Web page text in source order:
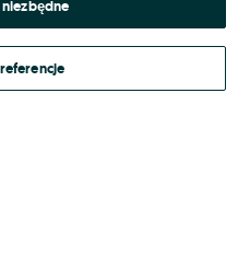
z dostawców wskazanych powyżej,
w jego aktualnym brzmieniu.